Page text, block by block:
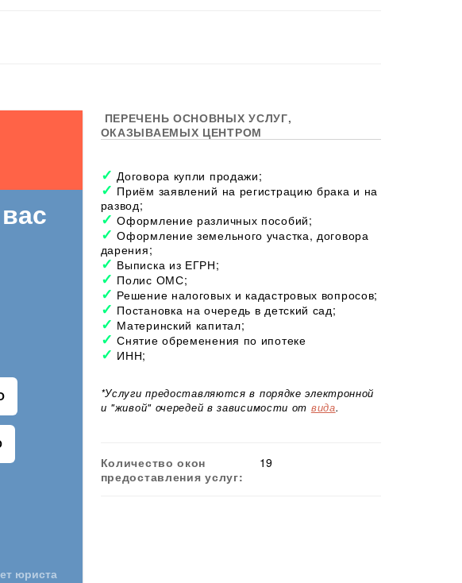
ПЕРЕЧЕНЬ ОСНОВНЫХ УСЛУГ,
ОКАЗЫВАЕМЫХ ЦЕНТРОМ
Договора купли продажи;
Приём заявлений на регистрацию брака и на
развод;
Оформление различных пособий;
Оформление земельного участка, договора
дарения;
Выписка из ЕГРН;
Полис ОМС;
Решение налоговых и кадастровых вопросов;
Постановка на очередь в детский сад;
Материнский капитал;
Снятие обременения по ипотеке
ИНН;
*Услуги предоставляются в порядке электронной
и "живой" очередей в зависимости от вида.
Количество окон
предоставления услуг:
19